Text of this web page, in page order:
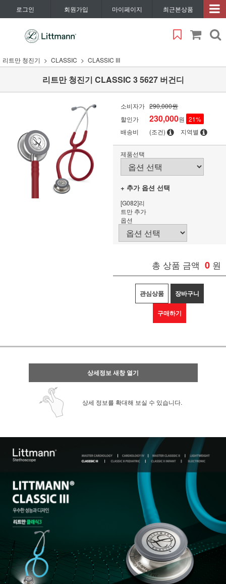
로그인 회원가입 마이페이지 최근본상품
리트만 청진기 CLASSIC CLASSIC III
리트만 청진기 CLASSIC 3 5627 버건디
소비자가 290,000원
할인가
230,000원 21%
배송비
(조건) 지역별
제품선택
+ 추가 옵션 선택
[G082]리
트만 추가
옵션
총 상품 금액 0 원
관심상품 장바구니
구매하기
상세정보 새창 열기
상세 정보를 확대해 보실 수 있습니다.